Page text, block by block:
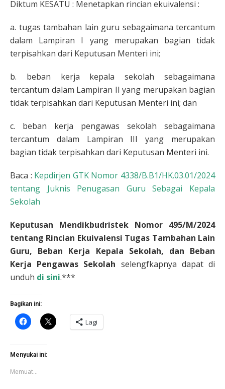
Diktum KESATU : Menetapkan rincian ekuivalensi :
a. tugas tambahan lain guru sebagaimana tercantum
dalam Lampiran I yang merupakan bagian tidak
terpisahkan dari Keputusan Menteri ini;
b. beban kerja kepala sekolah sebagaimana
tercantum dalam Lampiran II yang merupakan bagian
tidak terpisahkan dari Keputusan Menteri ini; dan
c. beban kerja pengawas sekolah sebagaimana
tercantum dalam Lampiran III yang merupakan
bagian tidak terpisahkan dari Keputusan Menteri ini.
Baca : Kepdirjen GTK Nomor 4338/B.B1/HK.03.01/2024
tentang Juknis Penugasan Guru Sebagai Kepala
Sekolah
Keputusan Mendikbudristek Nomor 495/M/2024
tentang Rincian Ekuivalensi Tugas Tambahan Lain
Guru, Beban Kerja Kepala Sekolah, dan Beban
Kerja Pengawas Sekolah selengfkapnya dapat di
unduh di sini.***
Bagikan ini:
Klik
untuk
Facebook(Membuka
di
jendela
baru)
Klik
untuk
berbagi
Lagi
Menyukai ini:
Memuat...